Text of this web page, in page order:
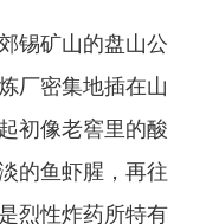
矿山的盘山公
厂密集地插在山
初像老窖里的酸
的鱼虾腥，再往
烈性炸药所特有